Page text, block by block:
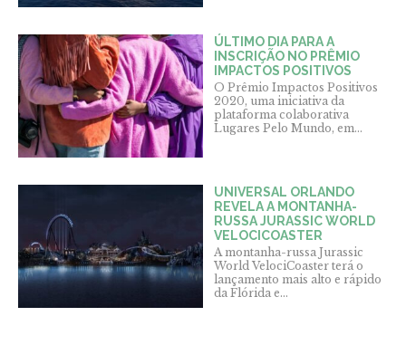
ÚLTIMO DIA PARA A
INSCRIÇÃO NO PRÊMIO
IMPACTOS POSITIVOS
O Prêmio Impactos Positivos
2020, uma iniciativa da
plataforma colaborativa
Lugares Pelo Mundo, em...
UNIVERSAL ORLANDO
REVELA A MONTANHA-
RUSSA JURASSIC WORLD
VELOCICOASTER
A montanha-russa Jurassic
World VelociCoaster terá o
lançamento mais alto e rápido
da Flórida e...